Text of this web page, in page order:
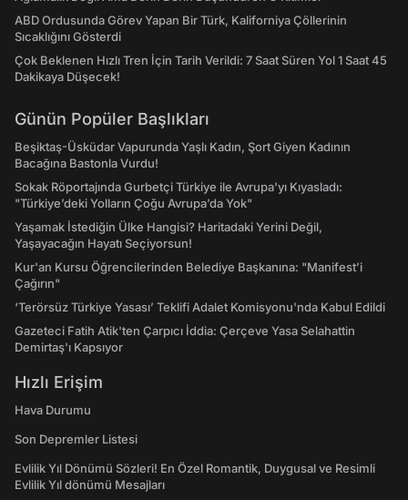
ABD Ordusunda Görev Yapan Bir Türk, Kaliforniya Çöllerinin
Sıcaklığını Gösterdi
Çok Beklenen Hızlı Tren İçin Tarih Verildi: 7 Saat Süren Yol 1 Saat 45
Dakikaya Düşecek!
Günün Popüler Başlıkları
Beşiktaş-Üsküdar Vapurunda Yaşlı Kadın, Şort Giyen Kadının
Bacağına Bastonla Vurdu!
Sokak Röportajında Gurbetçi Türkiye ile Avrupa'yı Kıyasladı:
"Türkiye’deki Yolların Çoğu Avrupa’da Yok"
Yaşamak İstediğin Ülke Hangisi? Haritadaki Yerini Değil,
Yaşayacağın Hayatı Seçiyorsun!
Kur'an Kursu Öğrencilerinden Belediye Başkanına: "Manifest’i
Çağırın"
‘Terörsüz Türkiye Yasası’ Teklifi Adalet Komisyonu'nda Kabul Edildi
Gazeteci Fatih Atik'ten Çarpıcı İddia: Çerçeve Yasa Selahattin
Demirtaş'ı Kapsıyor
Hızlı Erişim
Hava Durumu
Son Depremler Listesi
Evlilik Yıl Dönümü Sözleri! En Özel Romantik, Duygusal ve Resimli
Evlilik Yıl dönümü Mesajları